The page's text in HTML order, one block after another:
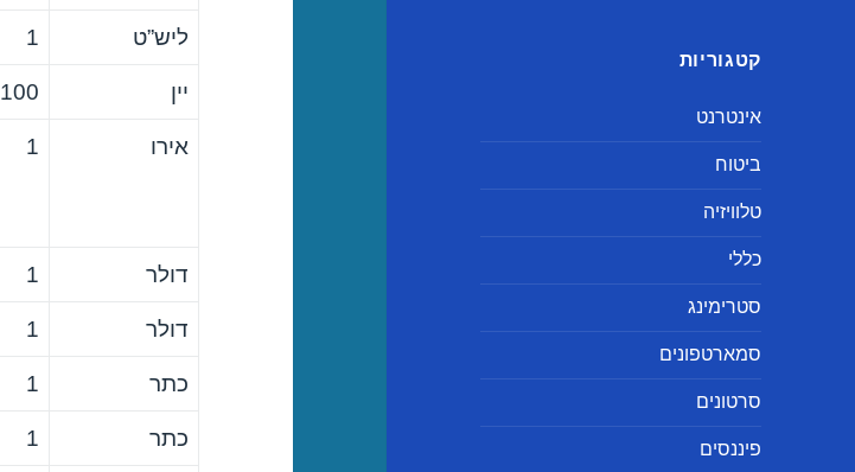
קטגוריות
אינטרנט
ביטוח
טלוויזיה
כללי
סטרימינג
סמארטפונים
סרטונים
פיננסים
ליש”ט 1
יין 100
אירו 1
דולר 1
דולר 1
כתר 1
כתר 1